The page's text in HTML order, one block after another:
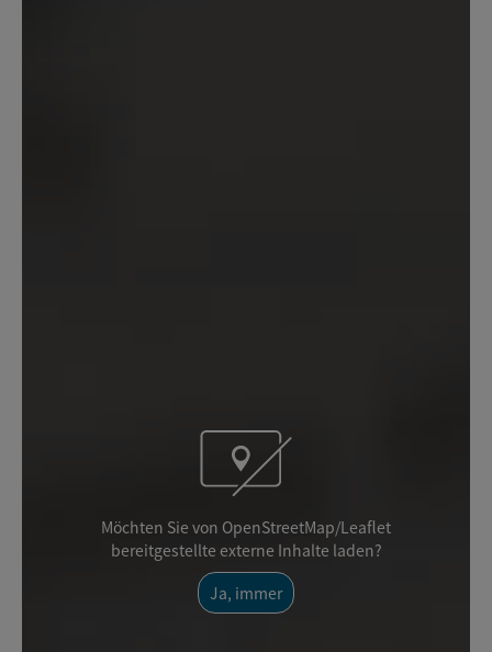
Möchten Sie von OpenStreetMap/Leaflet
bereitgestellte externe Inhalte laden?
Ja, immer